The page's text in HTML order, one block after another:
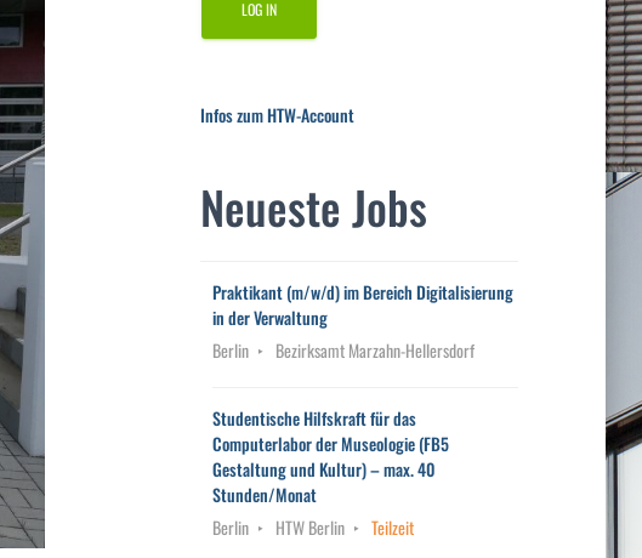
Infos zum HTW-Account
Neueste Jobs
Praktikant (m/w/d) im Bereich Digitalisierung
in der Verwaltung
Berlin
Bezirksamt Marzahn-Hellersdorf
Studentische Hilfskraft für das
Computerlabor der Museologie (FB5
Gestaltung und Kultur) – max. 40
Stunden/Monat
Berlin
HTW Berlin Teilzeit